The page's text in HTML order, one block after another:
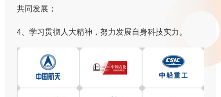
共同发展；
4、学习贯彻人大精神，努力发展自身科技实力。